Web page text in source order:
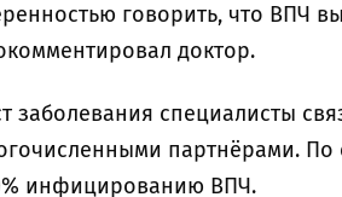
говорить, что ВПЧ
доктор.
заболевания специалисты
партнёрами. По
инфицированию ВПЧ.